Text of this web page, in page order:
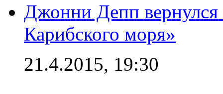
Джонни Депп
Карибского моря»
21.4.2015, 19:30